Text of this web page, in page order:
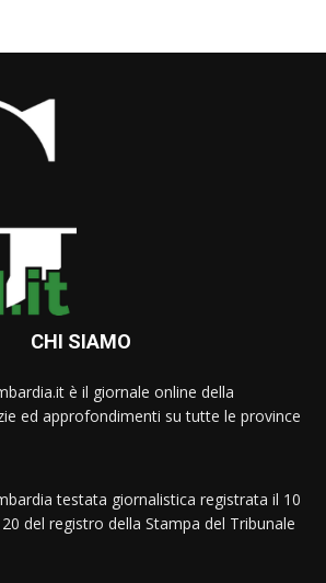
CHI SIAMO
è il giornale online della
ed approfondimenti su tutte le province
testata giornalistica registrata il 10
del registro della Stampa del Tribunale